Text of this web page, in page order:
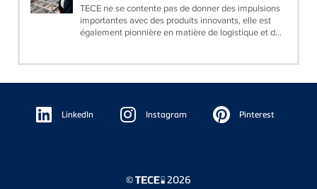
TECE ne se contente pas de donner des impulsions
importantes avec des produits innovants, elle est
également pionnière en matière de logistique et d...
Floating
Sidebar LinkedIn Instagram Pinterest
© 2026